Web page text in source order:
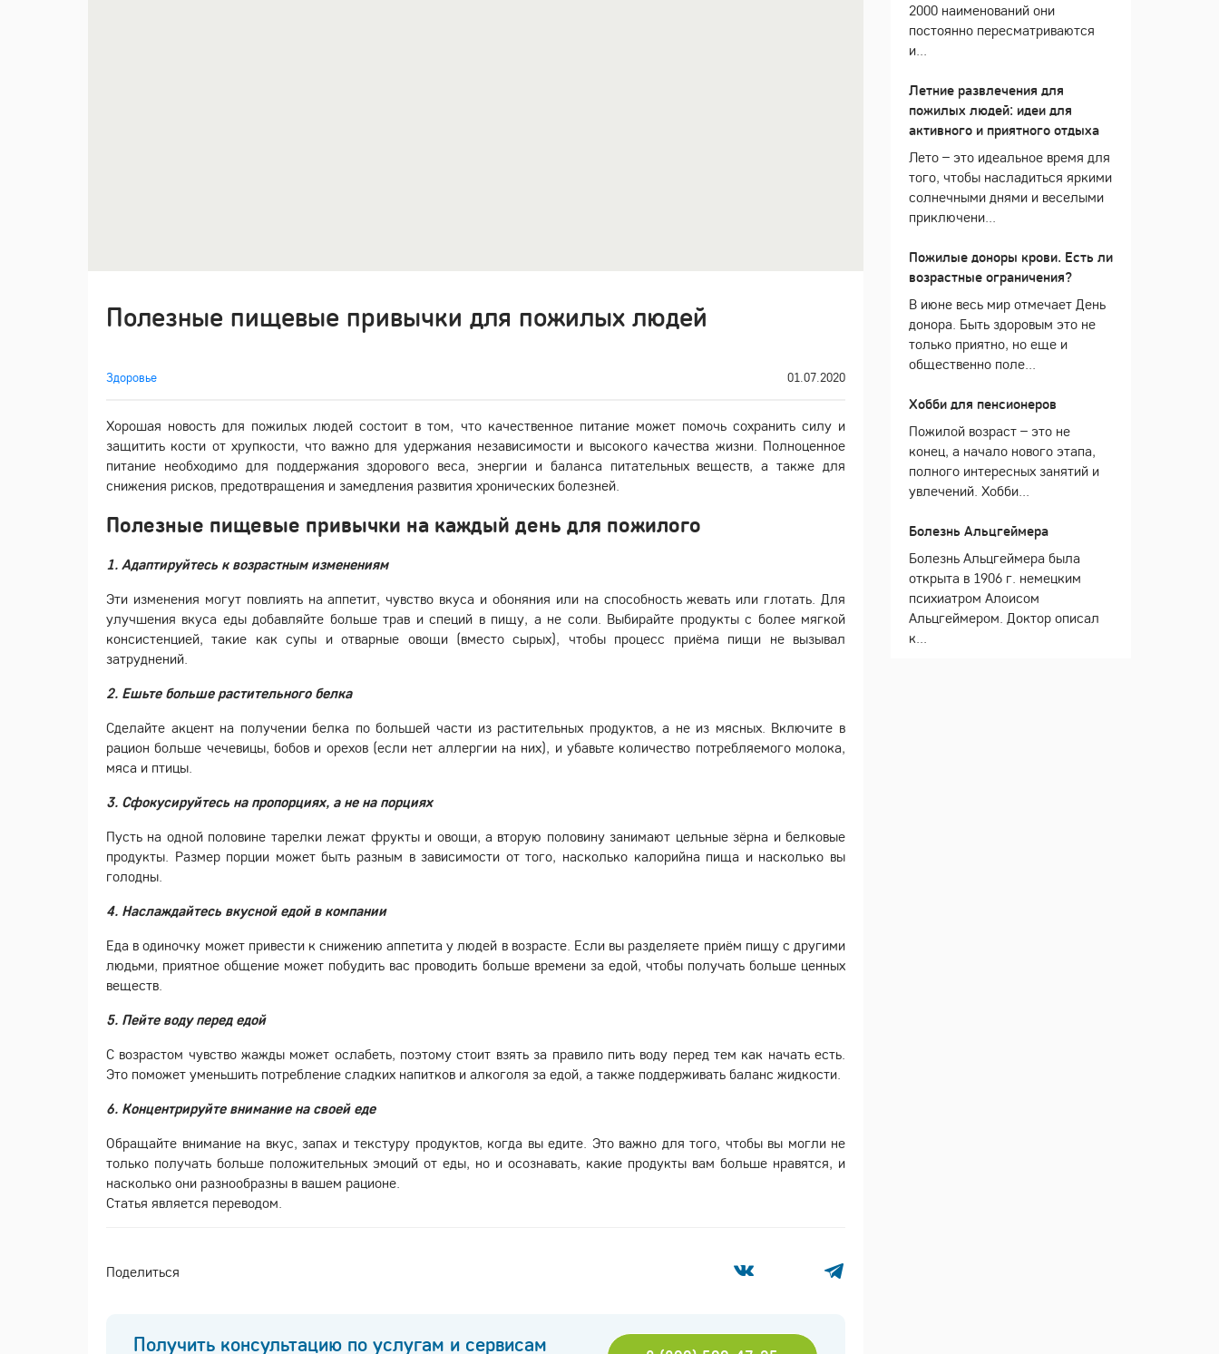
Полезные пищевые привычки для пожилых людей
Здоровье 01.07.2020
Хорошая новость для пожилых людей состоит в том, что качественное питание может помочь сохранить силу и
защитить кости от хрупкости, что важно для удержания независимости и высокого качества жизни. Полноценное
питание необходимо для поддержания здорового веса, энергии и баланса питательных веществ, а также для
снижения рисков, предотвращения и замедления развития хронических болезней.
Полезные пищевые привычки на каждый день для пожилого
1. Адаптируйтесь к возрастным изменениям
Эти изменения могут повлиять на аппетит, чувство вкуса и обоняния или на способность жевать или глотать. Для
улучшения вкуса еды добавляйте больше трав и специй в пищу, а не соли. Выбирайте продукты с более мягкой
консистенцией, такие как супы и отварные овощи (вместо сырых), чтобы процесс приёма пищи не вызывал
затруднений.
2. Ешьте больше растительного белка
Сделайте акцент на получении белка по большей части из растительных продуктов, а не из мясных. Включите в
рацион больше чечевицы, бобов и орехов (если нет аллергии на них), и убавьте количество потребляемого молока,
мяса и птицы.
3. Сфокусируйтесь на пропорциях, а не на порциях
Пусть на одной половине тарелки лежат фрукты и овощи, а вторую половину занимают цельные зёрна и белковые
продукты. Размер порции может быть разным в зависимости от того, насколько калорийна пища и насколько вы
голодны.
4. Наслаждайтесь вкусной едой в компании
Еда в одиночку может привести к снижению аппетита у людей в возрасте. Если вы разделяете приём пищу с другими
людьми, приятное общение может побудить вас проводить больше времени за едой, чтобы получать больше ценных
веществ.
5. Пейте воду перед едой
С возрастом чувство жажды может ослабеть, поэтому стоит взять за правило пить воду перед тем как начать есть.
Это поможет уменьшить потребление сладких напитков и алкоголя за едой, а также поддерживать баланс жидкости.
6. Концентрируйте внимание на своей еде
Обращайте внимание на вкус, запах и текстуру продуктов, когда вы едите. Это важно для того, чтобы вы могли не
только получать больше положительных эмоций от еды, но и осознавать, какие продукты вам больше нравятся, и
насколько они разнообразны в вашем рационе.
Статья является переводом.
Поделиться
Получить консультацию по услугам и сервисам
2000 наименований они
постоянно пересматриваются
и...
Летние развлечения для
пожилых людей: идеи для
активного и приятного отдыха
Лето – это идеальное время для
того, чтобы насладиться яркими
солнечными днями и веселыми
приключени...
Пожилые доноры крови. Есть ли
возрастные ограничения?
В июне весь мир отмечает День
донора. Быть здоровым это не
только приятно, но еще и
общественно поле...
Хобби для пенсионеров
Пожилой возраст – это не
конец, а начало нового этапа,
полного интересных занятий и
увлечений. Хобби...
Болезнь Альцгеймера
Болезнь Альцгеймера была
открыта в 1906 г. немецким
психиатром Алоисом
Альцгеймером. Доктор описал
к...